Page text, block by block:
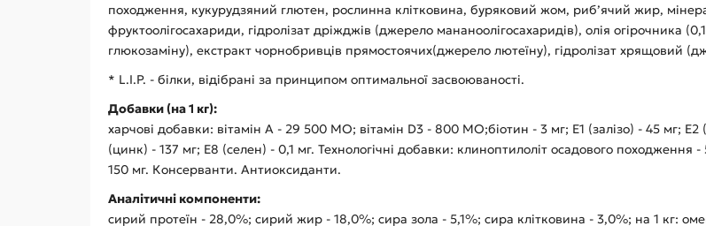
походження, кукурудзяний глютен, рослинна клітковина, буряковий жом, риб’ячий жир,
фруктоолігосахариди, гідролізат дріжджів (джерело мананоолігосахаридів), олія огірочника
глюкозаміну), екстракт чорнобривців прямостоячих(джерело лютеїну), гідролізат хрящовий
* L.I.P. - білки, відібрані за принципом оптимальної засвоюваності.
Добавки (на 1 кг):
харчові добавки: вітамін A - 29 500 MO; вітамін D3 - 800 MO;біотин - 3 мг; E1 (залізо) - 45 мг;
(цинк) - 137 мг; E8 (селен) - 0,1 мг. Технологічні добавки: клиноптилоліт осадового
150 мг. Консерванти. Антиоксиданти.
Аналітичні компоненти:
сирий протеїн - 28,0%; сирий жир - 18,0%; сира зола - 5,1%; сира клітковина - 3,0%; на 1 кг: